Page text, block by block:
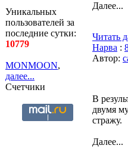
Уникальных
пользователей за
последние сутки:
10779
MONMOON,
далее...
Счетчики
Далее...
Читать
Нарва :
Автор:
В
двумя
стражу.
Далее...